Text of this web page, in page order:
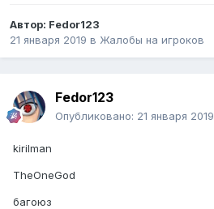
Автор: Fedor123
21 января 2019 в Жалобы на игроков
Fedor123
Опубликовано: 21 января 2019
kirilman
TheOneGod
багоюз